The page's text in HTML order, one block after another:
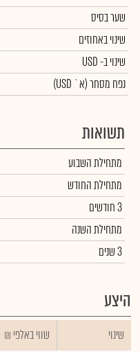
שער בסיס
שינוי באחוזים
שינויב- USD
נפח מסחר(א` USD)
תשואות
מתחילת השבוע
מתחילת החודש
3 חודשים
מתחילת השנה
3 שנים
היצע
שינוי ₪ שווי באלפי